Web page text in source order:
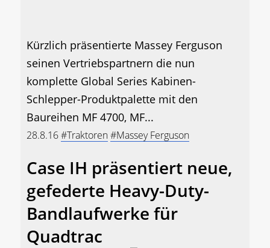
Kürzlich präsentierte Massey Ferguson
seinen Vertriebspartnern die nun
komplette Global Series Kabinen-
Schlepper-Produktpalette mit den
Baureihen MF 4700, MF...
28.8.16#Traktoren#Massey Ferguson
Case IH präsentiert neue,
gefederte Heavy-Duty-
Bandlaufwerke für
Quadtrac